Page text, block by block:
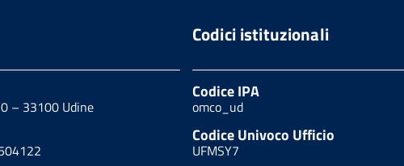
– 33100 Udine
Codici istituzionali
Codice IPA
omco_ud
Codice Univoco Ufficio
UFMSY7